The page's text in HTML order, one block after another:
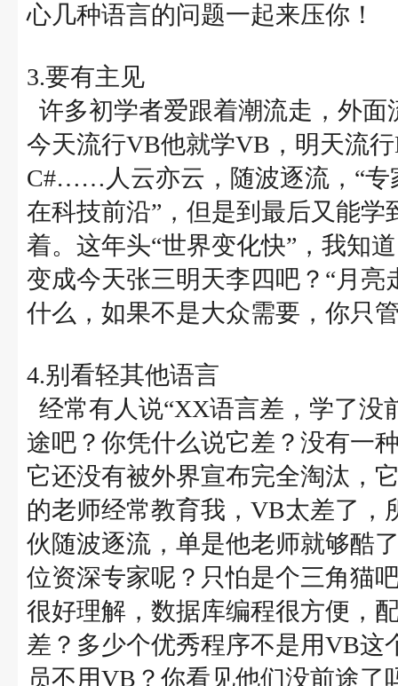
心几种语言的问题一起来压你！
3.要有主见
许多初学者爱跟着潮流走，外面
今天流行VB他就学VB，明天流
C#……人云亦云，随波逐流，“专
在科技前沿”，但是到最后又能
着。这年头“世界变化快”，我知
变成今天张三明天李四吧？“月
什么，如果不是大众需要，你只
4.别看轻其他语言
经常有人说“XX语言差，学了没
途吧？你凭什么说它差？没有一
它还没有被外界宣布完全淘汰，
的老师经常教育我，VB太差了，
伙随波逐流，单是他老师就够酷
位资深专家呢？只怕是个三角猫
很好理解，数据库编程很方便，
差？多少个优秀程序不是用VB这
员不用VB？你看见他们没前途了